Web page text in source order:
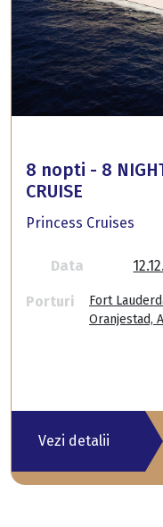
8 nopti - 8
CRUISE
Princess Cruises
Data
Porturi
Fort
Oranjestad,
Vezi detalii